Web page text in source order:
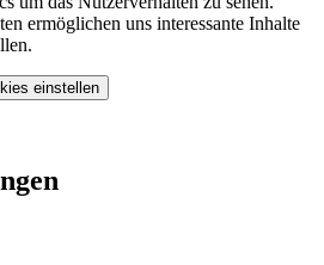
ermöglichen uns interessante Inhalte
einstellen